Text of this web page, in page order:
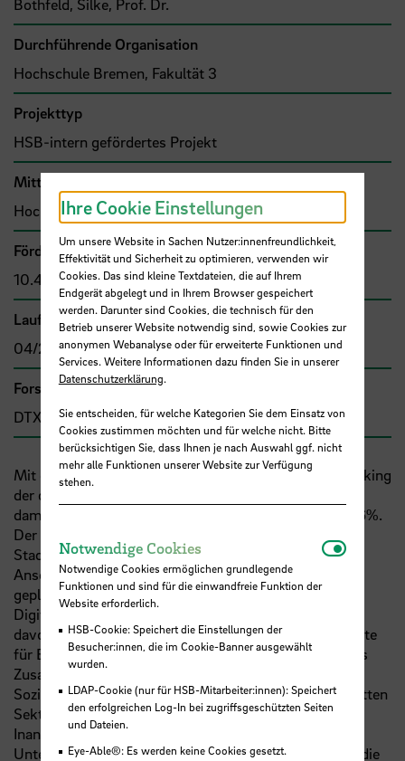
Bothfeld, Silke, Prof. Dr.
Durchführende Organisation
Hochschule Bremen, Fakultät 3
Projekttyp
HSB-intern gefördertes Projekt
Mittel- bzw. Auftragsgeber
Hochschule Bremen, F&E-Fonds
Förder- bzw. Auftragssumme
10.424,00 €
Laufzeit
04/2025 - 03/2026
Forschungs- und Transfercluster
DTX
Mit einer Armutsquote von 26,8% lag Bremen im Ranking
der deutschen Großstädte 2021 an zweiter Stelle und
damit deutlich über dem Bundesdurchschnitt von 16,6%.
Der Unterstützungsbedarf ist, gerade in den ärmeren
Stadtteilen Bremens, daher besonders groß ist.
Anschließend an vorhergehende Projekte lotet das
geplante Projekt die Möglichkeiten und Grenzen der
Digitalisierung in der Sozialberatung aus. Dabei wird
davon ausgegangen, dass der Zugang zu sozialen Rechte
für Bürger:innen im deutschen Sozialsystem durch das
Zusammenwirken von Sozialverwaltung und
Sozialberatung durch freie Träger im sogenannten ‚Dritten
Sektor‘ erfolgt. Die Bürger:innen sind bei der
Inanspruchnahme ihrer Rechte auf Information und
Unterstützung von beiden Stellen angewiesen, wobei die
Ihre Cookie Einstellungen
Um unsere Website in Sachen Nutzer:innenfreundlichkeit,
Effektivität und Sicherheit zu optimieren, verwenden wir
Cookies. Das sind kleine Textdateien, die auf Ihrem
Endgerät abgelegt und in Ihrem Browser gespeichert
werden. Darunter sind Cookies, die technisch für den
Betrieb unserer Website notwendig sind, sowie Cookies zur
anonymen Webanalyse oder für erweiterte Funktionen und
Services. Weitere Informationen dazu finden Sie in unserer
Datenschutzerklärung.
Sie entscheiden, für welche Kategorien Sie dem Einsatz von
Cookies zustimmen möchten und für welche nicht. Bitte
berücksichtigen Sie, dass Ihnen je nach Auswahl ggf. nicht
mehr alle Funktionen unserer Website zur Verfügung
stehen.
Notwendige Cookies
Notwendige Cookies ermöglichen grundlegende
Funktionen und sind für die einwandfreie Funktion der
Website erforderlich.
HSB-Cookie: Speichert die Einstellungen der
Besucher:innen, die im Cookie-Banner ausgewählt
wurden.
LDAP-Cookie (nur für HSB-Mitarbeiter:innen): Speichert
den erfolgreichen Log-In bei zugriffsgeschützten Seiten
und Dateien.
Eye-Able®: Es werden keine Cookies gesetzt.